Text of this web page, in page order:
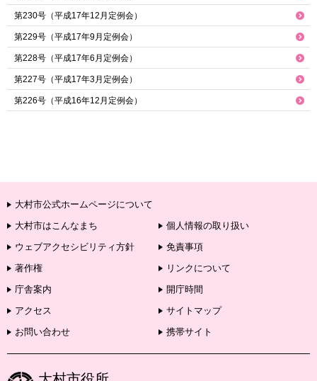
第230号（平成17年12月定例会）
第229号（平成17年9月定例会）
第228号（平成17年6月定例会）
第227号（平成17年3月定例会）
第226号（平成16年12月定例会）
大村市公式ホームページについて
大村市はこんなまち
個人情報の取り扱い
ウェブアクセシビリティ方針
免責事項
著作権
リンクについて
庁舎案内
開庁時間
アクセス
サイトマップ
お問い合わせ
携帯サイト